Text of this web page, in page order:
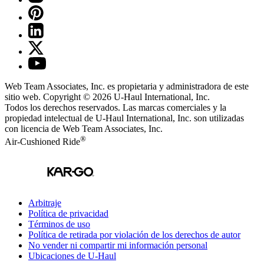
Web Team Associates, Inc. es propietaria y administradora de este
sitio web. Copyright © 2026 U-Haul International, Inc.
Todos los derechos reservados. Las marcas comerciales y la
propiedad intelectual de U-Haul International, Inc. son utilizadas
con licencia de Web Team Associates, Inc.
Air-Cushioned Ride®
Arbitraje
Política de privacidad
Términos de uso
Política de retirada por violación de los derechos de autor
No vender ni compartir mi información personal
Ubicaciones de U-Haul